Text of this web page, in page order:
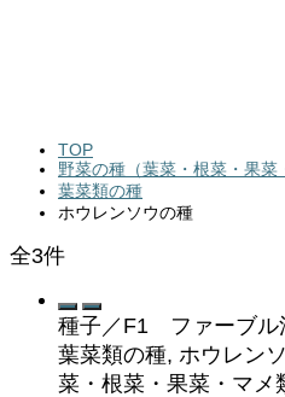
TOP
野菜の種（葉菜・根菜・果菜
葉菜類の種
ホウレンソウの種
全3件
種子／F1 ファーブル
葉菜類の種, ホウレン
菜・根菜・果菜・マメ